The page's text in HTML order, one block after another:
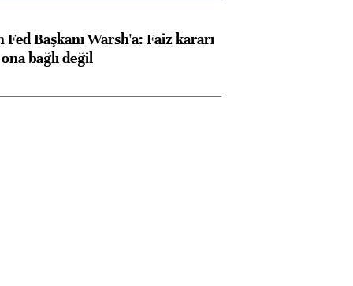
Başkanı Warsh'a: Faiz kararı
bağlı değil